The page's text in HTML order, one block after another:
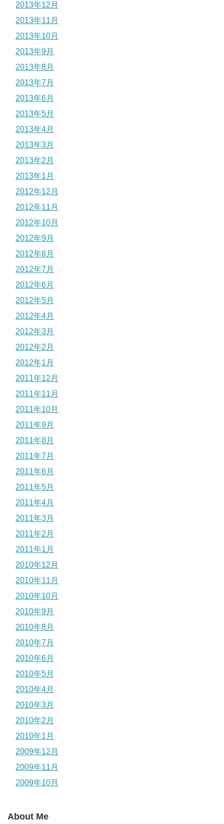
2013年12月
2013年11月
2013年10月
2013年9月
2013年8月
2013年7月
2013年6月
2013年5月
2013年4月
2013年3月
2013年2月
2013年1月
2012年12月
2012年11月
2012年10月
2012年9月
2012年8月
2012年7月
2012年6月
2012年5月
2012年4月
2012年3月
2012年2月
2012年1月
2011年12月
2011年11月
2011年10月
2011年9月
2011年8月
2011年7月
2011年6月
2011年5月
2011年4月
2011年3月
2011年2月
2011年1月
2010年12月
2010年11月
2010年10月
2010年9月
2010年8月
2010年7月
2010年6月
2010年5月
2010年4月
2010年3月
2010年2月
2010年1月
2009年12月
2009年11月
2009年10月
About Me